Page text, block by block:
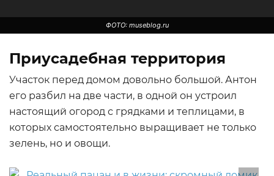
ФОТО: museblog.ru
ФОТО: ufa.kp.ru
Приусадебная территория
Участок перед домом довольно большой. Антон
его разбил на две части, в одной он устроил
настоящий огород с грядками и теплицами, в
которых самостоятельно выращивает не только
зелень, но и овощи.